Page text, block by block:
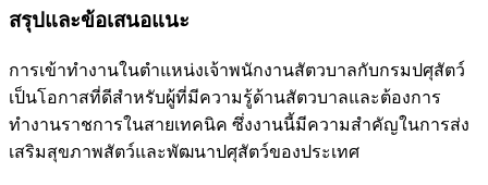
สรุปและข้อเสนอแนะ
การเข้าทำงานในตำแหน่งเจ้าพนักงานสัตวบาลกับกรมปศุสัตว์
เป็นโอกาสที่ดีสำหรับผู้ที่มีความรู้ด้านสัตวบาลและต้องการ
ทำงานราชการในสายเทคนิค ซึ่งงานนี้มีความสำคัญในการส่ง
เสริมสุขภาพสัตว์และพัฒนาปศุสัตว์ของประเทศ